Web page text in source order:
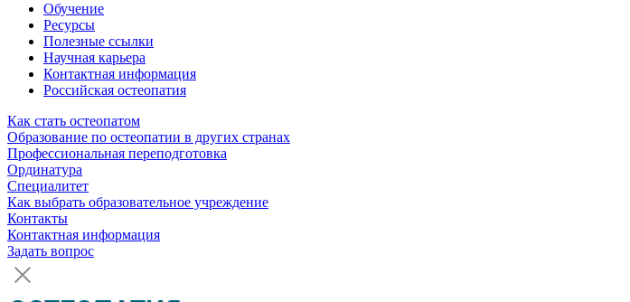
Обучение
Ресурсы
Полезные ссылки
Научная карьера
Контактная информация
Российская остеопатия
Как стать остеопатом
Образование по остеопатии в других странах
Профессиональная переподготовка
Ординатура
Специалитет
Как выбрать образовательное учреждение
Контакты
Контактная информация
Задать вопрос